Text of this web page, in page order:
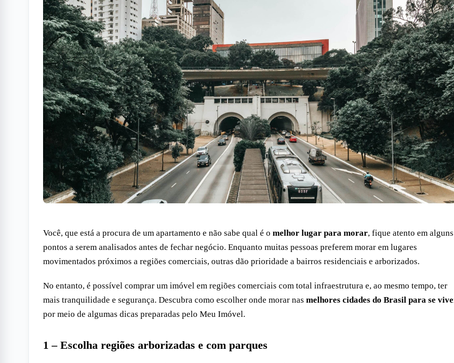
Você, que está a procura de um apartamento e não sabe qual é o melhor lugar para morar, fique atento em alguns
pontos a serem analisados antes de fechar negócio. Enquanto muitas pessoas preferem morar em lugares
movimentados próximos a regiões comerciais, outras dão prioridade a bairros residenciais e arborizados.
No entanto, é possível comprar um imóvel em regiões comerciais com total infraestrutura e, ao mesmo tempo, ter
mais tranquilidade e segurança. Descubra como escolher onde morar nas melhores cidades do Brasil para se
por meio de algumas dicas preparadas pelo Meu Imóvel.
1 – Escolha regiões arborizadas e com parques